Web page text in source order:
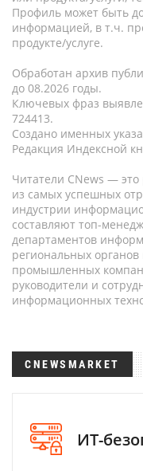
Профиль может быть
информацией, в т.ч.
продукте/услуге.
Обработан архив
до 08.2026 годы.
Ключевых фраз
724413.
Создано именных
Редакция Индексной
Читатели CNews — это
из самых успешных
индустрии
составляют топ-
департаментов
региональных органов
промышленных
руководители и
информационных
CNEWSMARKET
ИТ-